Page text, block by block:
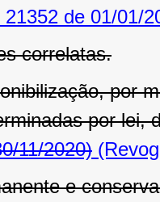
de 01/01/
correlatas.
por
por lei,
11/2020)
e